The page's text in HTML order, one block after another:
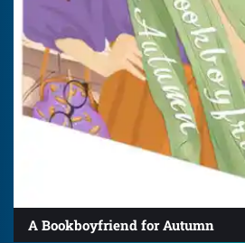
A Bookboyfriend for Autumn